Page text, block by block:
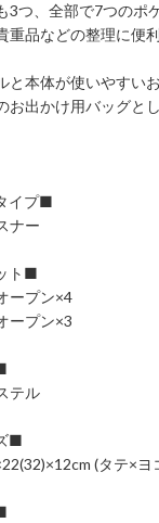
3つ、全部で7つのポ
重品などの整理に便利
と本体が使いやすい
お出かけ用バッグと
イプ■
ナー
ト■
ープン×4
ープン×3
テル
■
(タテ×ヨ